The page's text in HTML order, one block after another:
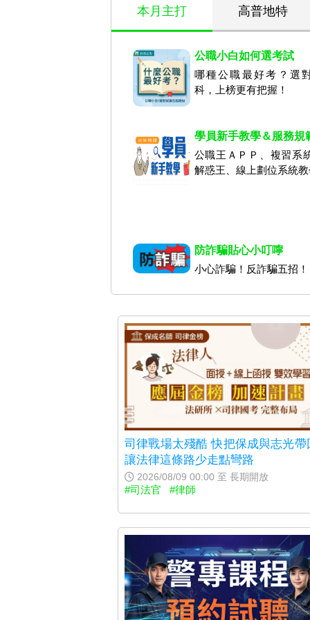
本月主打 高普地特
公職小白如何選考試
哪種公職最好考？選
科，上榜更有把握！
學員新手教學＆服務規
公職王ＡＰＰ、複習系
解惑王、線上劃位系統
防詐騙貼心小叮嚀
小心詐騙！反詐騙五招！
司律戰場太殘酷 快把保成與志光帶
讓法律這條路少走點彎路
2026/08/09 00:00 至 長期開放
#司法官 #律師